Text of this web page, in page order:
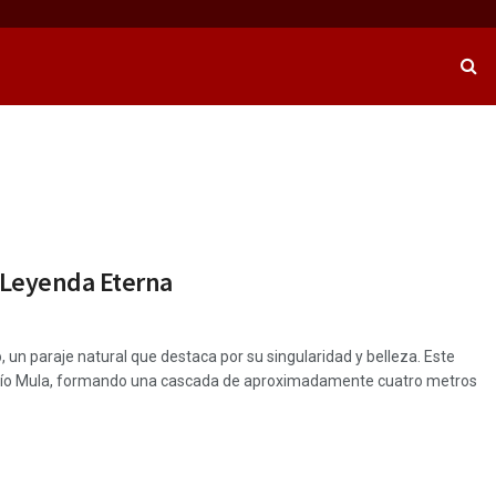
Eterna
un paraje natural que destaca por su singularidad y belleza. Este
Mula, formando una cascada de aproximadamente cuatro metros